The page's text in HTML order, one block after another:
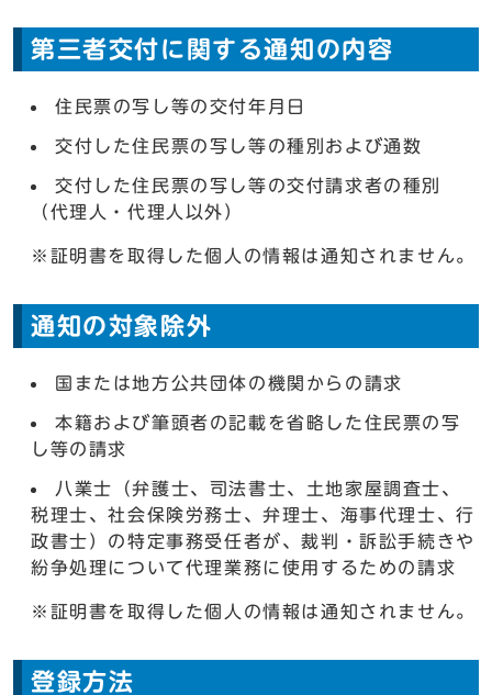
第三者交付に関する通知の内容
住民票の写し等の交付年月日
交付した住民票の写し等の種別および通数
交付した住民票の写し等の交付請求者の種別
（代理人・代理人以外）
※証明書を取得した個人の情報は通知されません。
通知の対象除外
国または地方公共団体の機関からの請求
本籍および筆頭者の記載を省略した住民票の写
し等の請求
八業士（弁護士、司法書士、土地家屋調査士、
税理士、社会保険労務士、弁理士、海事代理士、行
政書士）の特定事務受任者が、裁判・訴訟手続きや
紛争処理について代理業務に使用するための請求
※証明書を取得した個人の情報は通知されません。
登録方法